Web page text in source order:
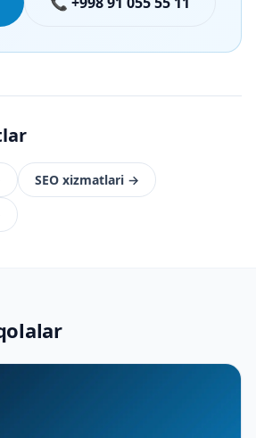
SEO xizmatlari →